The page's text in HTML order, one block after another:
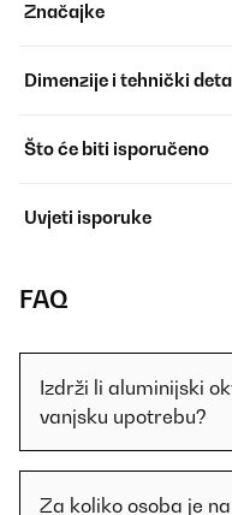
Značajke
Dimenzije i tehnički
Što će biti isporučeno
Uvjeti isporuke
FAQ
Izdrži li aluminijski
vanjsku upotrebu?
Za koliko osoba je